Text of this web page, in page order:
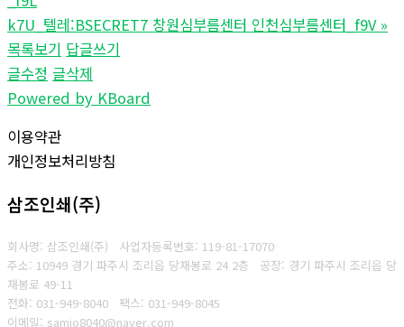
k7U_텔레:BSECRET7 창원심부름센터 인천심부름센터_f9V »
목록보기 답글쓰기
글수정 글삭제
Powered by KBoard
이용약관
개인정보처리방침
삼조인쇄(주)
회사명: 삼조인쇄(주) 사업자등록번호: 119-81-17070
주소: 10949 경기 파주시 조리읍 당재봉로 24 2층 공장: 경기 파주시 조리읍 당
재봉로 49-11
전화: 031-949-8040
팩스: 031-949-8045
이메일: samjo8040@naver.com